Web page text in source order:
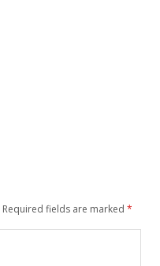
Required fields are marked *